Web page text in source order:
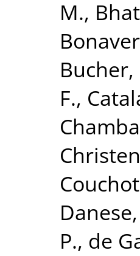
M.,
Bucher,
F.,
P., de